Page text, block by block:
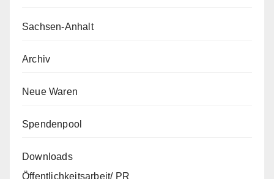
Sachsen-Anhalt
Archiv
Neue Waren
Spendenpool
Downloads
Öffentlichkeitsarbeit/ PR